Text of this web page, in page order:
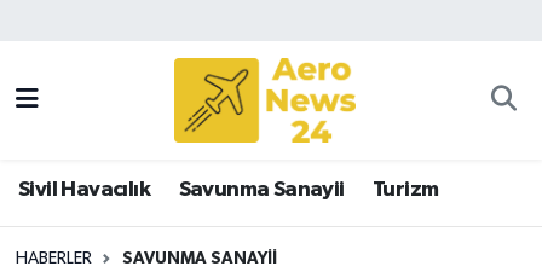
Sivil Havacılık Savunma Sanayii Turizm
HABERLER SAVUNMA SANAYII